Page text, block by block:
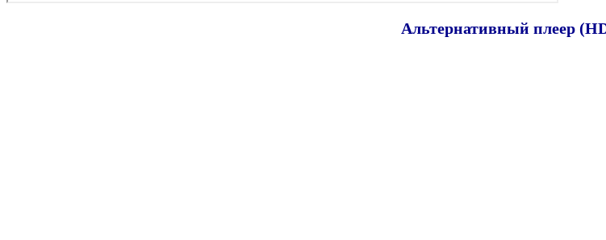
Альтернативный плеер